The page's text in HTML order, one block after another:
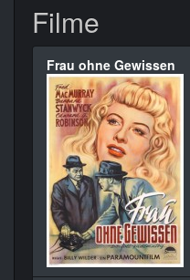
Filme
Frau ohne Gewissen